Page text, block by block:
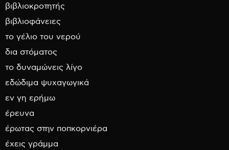
βιβλιοκροτητής
βιβλιοφάνειες
το γέλιο του νερού
δια στόματος
το δυναμώνεις λίγο
εδώδιμα ψυχαγωγικά
εν γη ερήμω
έρευνα
έρωτας στην ποπκορνιέρα
έχεις γράμμα